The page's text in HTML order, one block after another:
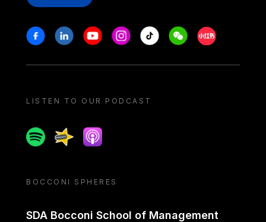
Stay in touch
FacebookLinkedinYoutubeInstagram
Tiktok WeechatXiaohongshu/
LISTEN TO OUR PODCAST
SpotifySpreakerApple podcast
BOCCONI SPHERES
SDA Bocconi School of Management